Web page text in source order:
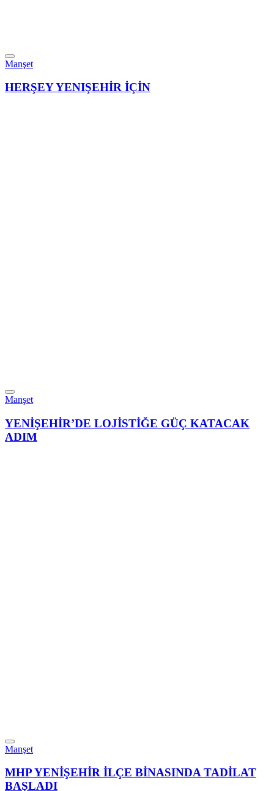
Manşet
HERŞEY YENIŞEHİR İÇİN
Manşet
YENİŞEHİR’DE LOJİSTİĞE GÜÇ KATACAK
ADIM
Manşet
MHP YENİŞEHİR İLÇE BİNASINDA TADİLAT
BAŞLADI